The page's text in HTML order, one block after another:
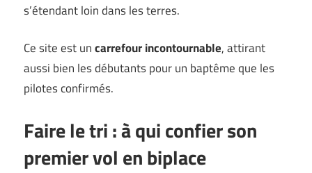
s’étendant loin dans les terres.
Ce site est uncarrefour incontournable, attirant
aussi bien les débutants pour un baptême que les
pilotes confirmés.
Faire le tri : à qui confier son
premier vol en biplace